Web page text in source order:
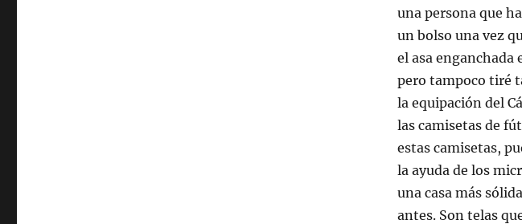
una persona que
un bolso una vez
el asa
pero tampoco tiré
la equipación del
las camisetas de
estas camisetas,
la ayuda de los
una casa más
antes. Son telas